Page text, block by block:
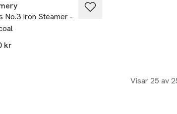
No.3 Iron Steamer -
kr
Visar 25 av